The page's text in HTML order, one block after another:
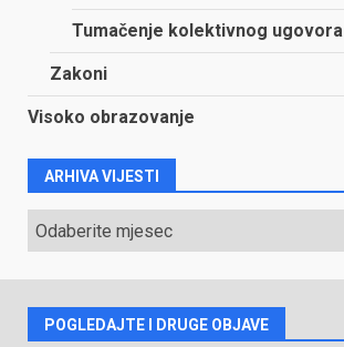
Tumačenje kolektivnog ugovora
Zakoni
Visoko obrazovanje
ARHIVA VIJESTI
ARHIVA
VIJESTI
POGLEDAJTE I DRUGE OBJAVE